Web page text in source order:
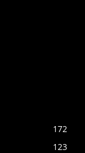
172
123